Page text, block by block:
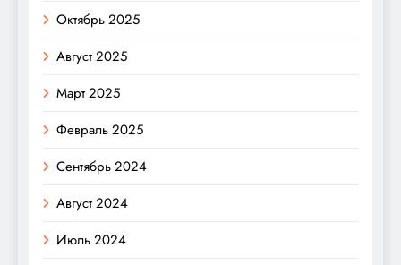
Октябрь 2025
Август 2025
Март 2025
Февраль 2025
Сентябрь 2024
Август 2024
Июль 2024